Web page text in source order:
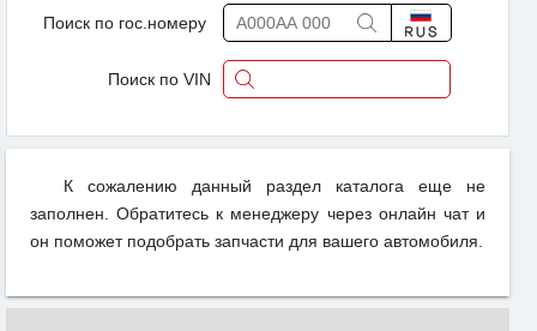
Поиск по гос.номеру
Поиск по VIN
К сожалению данный раздел каталога еще не
заполнен. Обратитесь к менеджеру через онлайн чат и
он поможет подобрать запчасти для вашего автомобиля.